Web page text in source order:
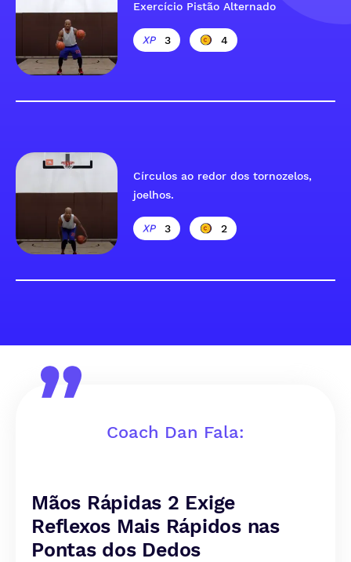
Exercício Pistão Alternado
3 4
Círculos ao redor dos tornozelos,
joelhos.
3 2
Coach Dan Fala:
Mãos Rápidas 2 Exige
Reflexos Mais Rápidos nas
Pontas dos Dedos